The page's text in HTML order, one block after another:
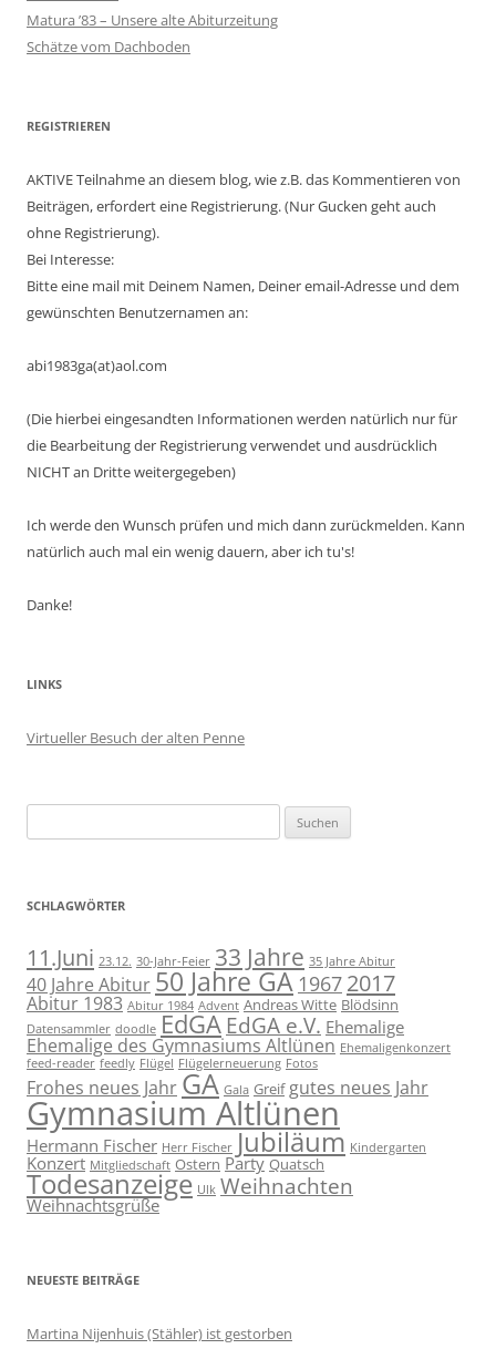
Matura ’83 – Unsere alte Abiturzeitung
Schätze vom Dachboden
REGISTRIEREN
AKTIVE Teilnahme an diesem blog, wie z.B. das Kommentieren von
Beiträgen, erfordert eine Registrierung. (Nur Gucken geht auch
ohne Registrierung).
Bei Interesse:
Bitte eine mail mit Deinem Namen, Deiner email-Adresse und dem
gewünschten Benutzernamen an:
abi1983ga(at)aol.com
(Die hierbei eingesandten Informationen werden natürlich nur für
die Bearbeitung der Registrierung verwendet und ausdrücklich
NICHT an Dritte weitergegeben)
Ich werde den Wunsch prüfen und mich dann zurückmelden. Kann
natürlich auch mal ein wenig dauern, aber ich tu's!
Danke!
LINKS
Virtueller Besuch der alten Penne
nach:
SCHLAGWÖRTER
11.Juni 23.12. 30-Jahr-Feier 33 Jahre 35 Jahre Abitur
40 Jahre Abitur 50 Jahre GA 1967 2017
Abitur 1983 Abitur 1984 Advent Andreas Witte Blödsinn
Datensammler doodle EdGA EdGA e.V. Ehemalige
Ehemalige des Gymnasiums Altlünen Ehemaligenkonzert
feed-reader feedly Flügel Flügelerneuerung Fotos
Frohes neues Jahr GA Gala Greif gutes neues Jahr
Gymnasium Altlünen
Hermann Fischer Herr Fischer Jubiläum Kindergarten
Konzert Mitgliedschaft Ostern Party Quatsch
Todesanzeige Ulk Weihnachten
Weihnachtsgrüße
NEUESTE BEITRÄGE
Martina Nijenhuis (Stähler) ist gestorben